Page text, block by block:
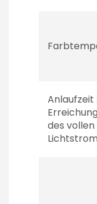
Anlaufzeit
des vollen